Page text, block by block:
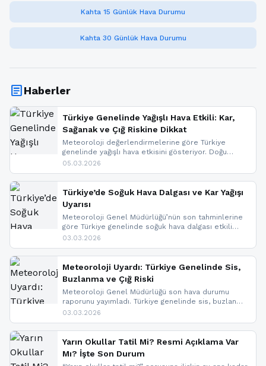
Kahta 15 Günlük Hava Durumu
Kahta 30 Günlük Hava Durumu
articleHaberler
Türkiye Genelinde Yağışlı Hava Etkili: Kar,
Sağanak ve Çığ Riskine Dikkat
Meteoroloji değerlendirmelerine göre Türkiye
genelinde yağışlı hava etkisini gösteriyor. Doğu
bölgelerinde kar yağışı beklenirken Marmara ve
ise çığ tehlikesi bulunuyor. İç kesimlerde sis ve pus
nedeniyle görüş mesafesinde azalma
yaşanabileceği belirtiliyor.
05.03.2026
Türkiye’de Soğuk Hava Dalgası ve Kar Yağışı
Uyarısı
Meteoroloji Genel Müdürlüğü’nün son tahminlerine
göre Türkiye genelinde soğuk hava dalgası etkili
oluyor. Birçok il için kar yağışı ve buzlanma uyarısı
03.03.2026
Meteoroloji Uyardı: Türkiye Genelinde Sis,
Buzlanma ve Çığ Riski
Meteoroloji Genel Müdürlüğü son hava durumu
raporunu yayımladı. Türkiye genelinde sis, buzlanma
ve don beklenirken Doğu Anadolu ve Doğu
yapıldı. İşte son dakika meteoroloji gelişmeleri.
03.03.2026
Yarın Okullar Tatil Mi? Resmi Açıklama Var
Mı? İşte Son Durum